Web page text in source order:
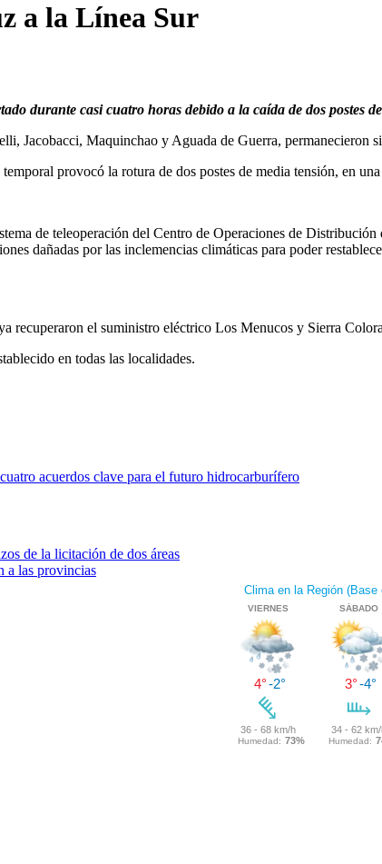
a la Línea Sur
durante casi cuatro horas debido a la caída de dos postes
Jacobacci, Maquinchao y Aguada de Guerra, permanecieron
provocó la rotura de dos postes de media tensión, en
de teleoperación del Centro de Operaciones de
dañadas por las inclemencias climáticas para poder
recuperaron el suministro eléctrico Los Menucos y Sierra
en todas las localidades.
acuerdos clave para el futuro hidrocarburífero
de la licitación de dos áreas
a las provincias